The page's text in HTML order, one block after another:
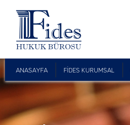
ANASAYFA FİDES KURUMSAL